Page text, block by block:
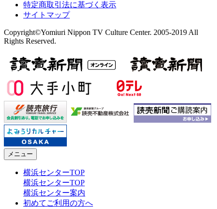
特定商取引法に基づく表示
サイトマップ
Copyright©Yomiuri Nippon TV Culture Center. 2005-2019 All
Rights Reserved.
メニュー
横浜センターTOP
横浜センターTOP
横浜センター案内
初めてご利用の方へ